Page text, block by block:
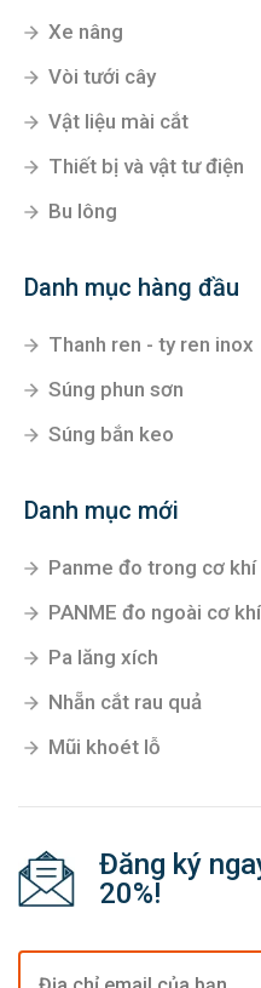
Xe nâng
Vòi tưới cây
Vật liệu mài cắt
Thiết bị và vật tư điện
Bu lông
Danh mục hàng đầu
Thanh ren - ty ren inox
Súng phun sơn
Súng bắn keo
Danh mục mới
Panme đo trong cơ khí
PANME đo ngoài cơ khí
Pa lăng xích
Nhẵn cắt rau quả
Mũi khoét lỗ
Đăng ký
20%!